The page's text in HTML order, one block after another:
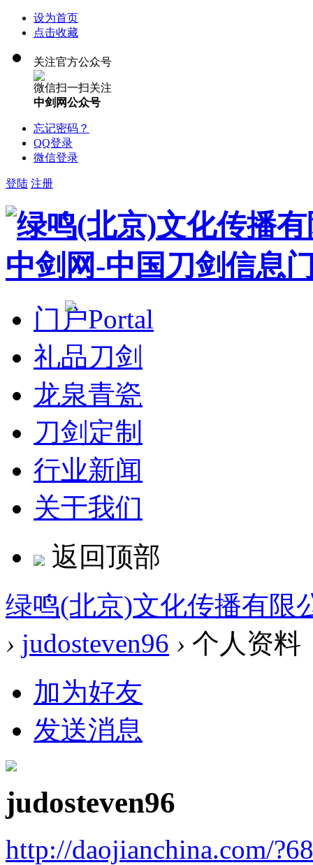
设为首页
点击收藏
关注官方公众号
微信扫一扫关注
中剑网公众号
忘记密码？
QQ登录
微信登录
登陆 注册
门户Portal
礼品刀剑
龙泉青瓷
刀剑定制
行业新闻
关于我们
返回顶部
绿鸣(北京)文化传播有限
› judosteven96 › 个人资料
加为好友
发送消息
judosteven96
http://daojianchina.com/